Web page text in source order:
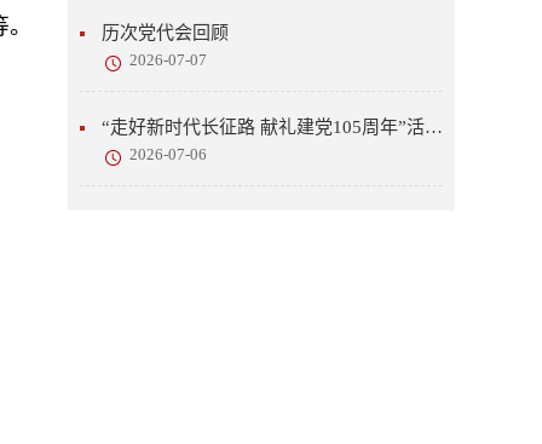
历次党代会回顾
2026-07-07
“走好新时代长征路 献礼建党105周年”活动开展
2026-07-06